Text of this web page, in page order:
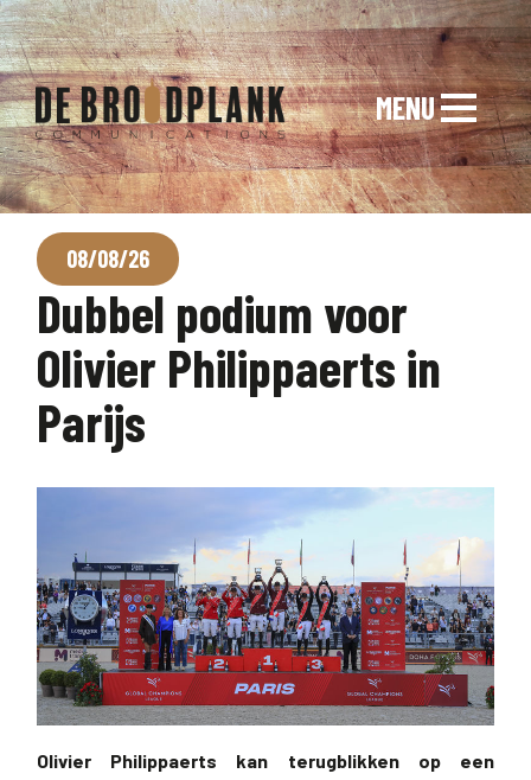
MENU
08/08/26
Dubbel podium voor
Olivier Philippaerts in
Parijs
Olivier Philippaerts kan terugblikken op een